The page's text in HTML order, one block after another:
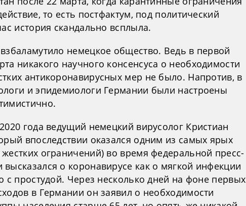
то есть постфактум, под политический
история скандально всплыла.
немецкое общество. Ведь в первой
никакого научного консенсуса о необходимости
антикоронавирусных мер не было. Напротив, в
и эпидемиологи Германии были настроены
года ведущий немецкий вирусолог Кристиан
впоследствии оказался одним из самых ярых
ограничений) во время федеральной пресс-
о коронавирусе как о мягкой инфекции
с простудой. Через несколько дней на фоне первых
в Германии он заявил о необходимости